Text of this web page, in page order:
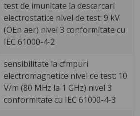
test de imunitate la descarcari
electrostatice nivel de test: 9 kV
(OEn aer) nivel 3 conformitate cu
IEC 61000-4-2
sensibilitate la cfmpuri
electromagnetice nivel de test: 10
V/m (80 MHz la 1 GHz) nivel 3
conformitate cu IEC 61000-4-3